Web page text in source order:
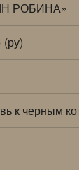
РОБИНА»
к черным